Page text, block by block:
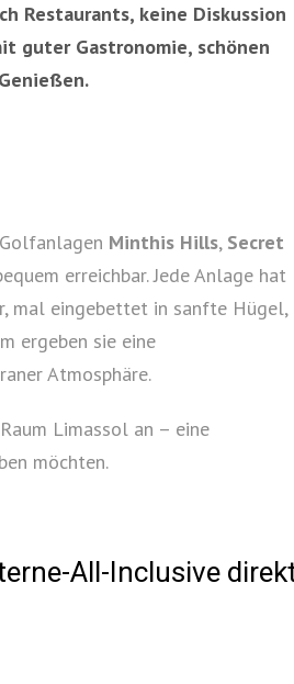
Restaurants, keine Diskussion
guter Gastronomie, schönen
Minthis Hills, Secret
erreichbar. Jede Anlage hat
mal eingebettet in sanfte Hügel,
ergeben sie eine
Atmosphäre.
Limassol an – eine
möchten.
All-Inclusive